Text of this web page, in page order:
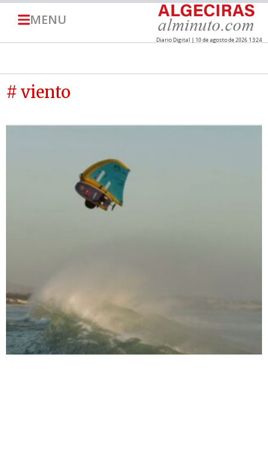
MENU
Diario Digital | 10 de agosto de 2026 13:24
# viento